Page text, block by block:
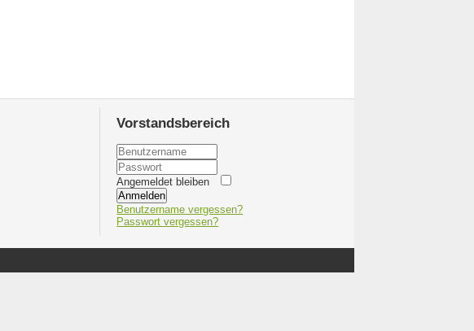
Vorstandsbereich
Angemeldet bleiben
Anmelden
Benutzername vergessen?
Passwort vergessen?